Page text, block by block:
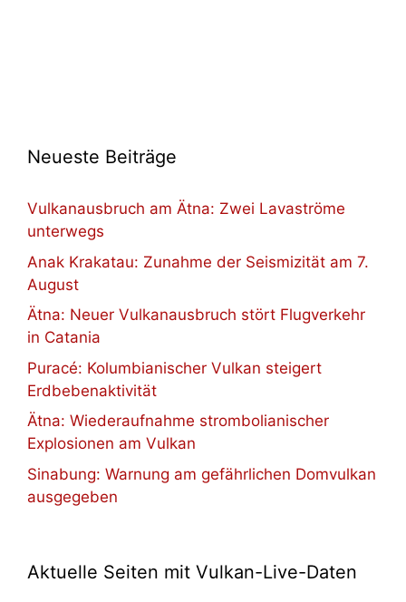
Neueste Beiträge
Vulkanausbruch am Ätna: Zwei Lavaströme
unterwegs
Anak Krakatau: Zunahme der Seismizität am 7.
August
Ätna: Neuer Vulkanausbruch stört Flugverkehr
in Catania
Puracé: Kolumbianischer Vulkan steigert
Erdbebenaktivität
Ätna: Wiederaufnahme strombolianischer
Explosionen am Vulkan
Sinabung: Warnung am gefährlichen Domvulkan
ausgegeben
Aktuelle Seiten mit Vulkan-Live-Daten